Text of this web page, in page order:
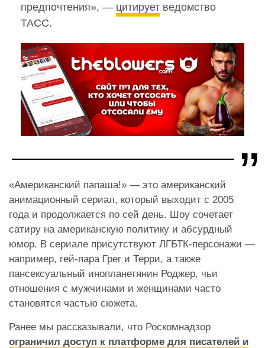
предпочтения», — цитирует ведомство
ТАСС.
«Американский папаша!» — это американский
анимационный сериал, который выходит с 2005
года и продолжается по сей день. Шоу сочетает
сатиру на американскую политику и абсурдный
юмор. В сериале присутствуют ЛГБТК-персонажи —
например, гей-пара Грег и Терри, а также
пансексуальный инопланетянин Роджер, чьи
отношения с мужчинами и женщинами часто
становятся частью сюжета.
Ранее мы рассказывали, что Роскомнадзор
ограничил доступ к платформе для писателей и